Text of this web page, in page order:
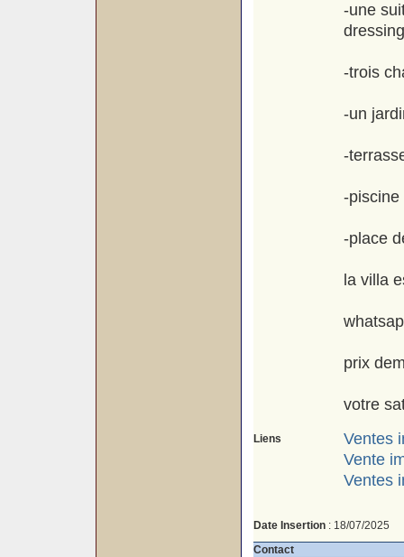
-une
dressing
-trois
-un
-
-piscine
-place
la villa
prix
votre
Liens
Ventes
Vente
Ventes
Date Insertion: 18/07/2025
Contact